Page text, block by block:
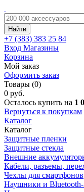
Найти
+7 (383) 383 25 84
Вход Магазины
Корзина
Мой заказ
Оформить заказ
Товары (0)
0 руб.
Осталось купить на 1
Вернуться к покупкам
Каталог
Каталог
Защитные пленки
Защитные стекла
Внешние
Кабели, разъемы,
Чехлы для смартфонов
Наушники и